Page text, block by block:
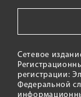
Сетевое
регистрации:
Федеральной